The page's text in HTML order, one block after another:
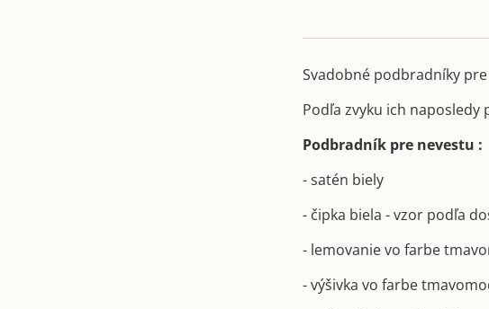
Svadobné podbradníky
Podľa zvyku ich
Podbradník pre nevestu :
- satén biely
- čipka biela - vzor podľa
- lemovanie vo farbe
- výšivka vo farbe